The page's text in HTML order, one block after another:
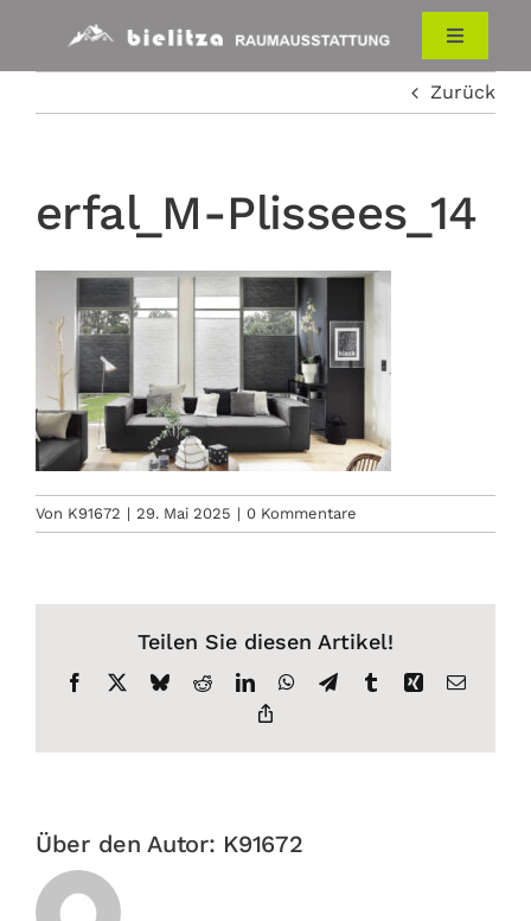
springen
Toggle
KONTAKT
Zurück
erfal_M-Plissees_14
Von K91672 | 29. Mai 2025 | 0 Kommentare
Teilen Sie diesen Artikel!
Facebook BlueskyRedditLinkedInWhatsApp
TelegramTumblrXing E-
Über den Autor: K91672